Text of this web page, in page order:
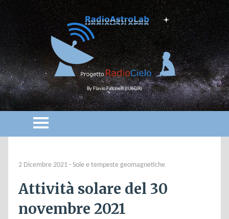
By Flavio Falcinelli (IU6GIR)
2 Dicembre 2021 - Sole e tempeste geomagnetiche
Attività solare del 30
novembre 2021